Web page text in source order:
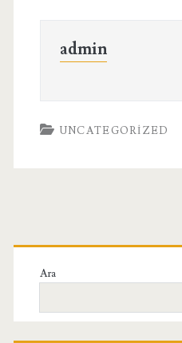
admin
UNCATEGORIZED
Birincil
Yan
Menü
Ara